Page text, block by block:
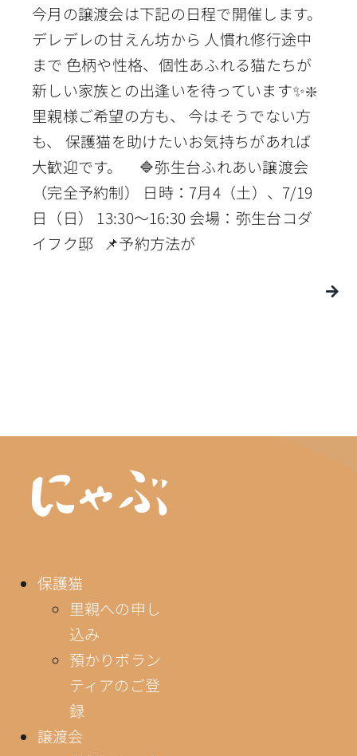
今月の譲渡会は下記の日程で開催します。
デレデレの甘えん坊から 人慣れ修行途中
まで 色柄や性格、個性あふれる猫たちが
新しい家族との出逢いを待っています✨❇️
里親様ご希望の方も、 今はそうでない方
も、 保護猫を助けたいお気持ちがあれば
大歓迎です。 🔷弥生台ふれあい譲渡会
（完全予約制） 日時：7月4（土）、7/19
日（日） 13:30〜16:30 会場：弥生台コダ
イフク邸 📌予約方法が
保護猫
里親への申し
込み
預かりボラン
ティアのご登
録
譲渡会